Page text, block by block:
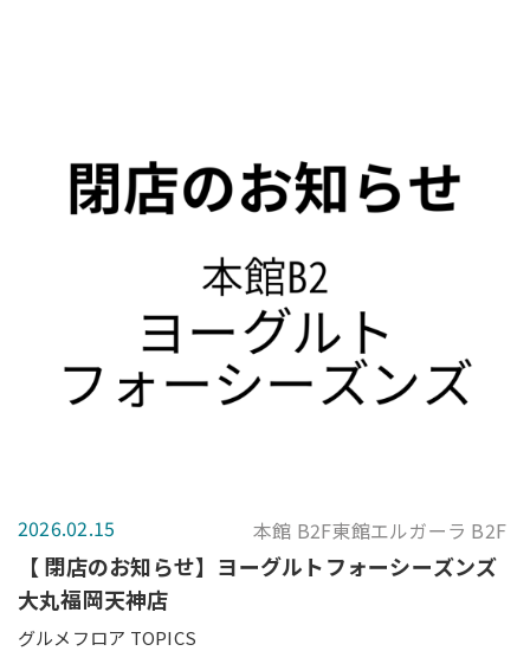
2026.02.15 本館 B2F東館エルガーラ B2F
【 閉店のお知らせ】ヨーグルトフォーシーズンズ
大丸福岡天神店
グルメフロア TOPICS